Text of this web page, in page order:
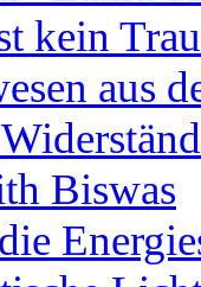
kein
aus
Biswas